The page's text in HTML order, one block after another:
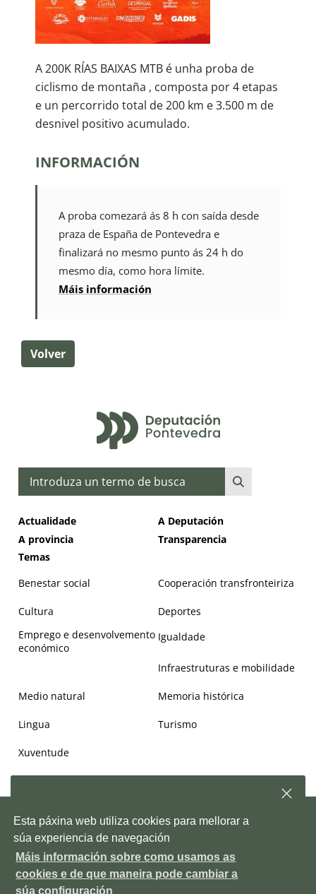
Esta páxina web utiliza cookies para mellorar a
súa experiencia de navegación
Máis información sobre como usamos as
cookies e de que maneira pode cambiar a
súa configuración
A 200K RÍAS BAIXAS MTB é unha proba de
ciclismo de montaña , composta por 4 etapas
e un percorrido total de 200 km e 3.500 m de
desnivel positivo acumulado.
INFORMACIÓN
A proba comezará ás 8 h con saída desde
praza de España de Pontevedra e
finalizará no mesmo punto ás 24 h do
mesmo día, como hora límite.
Máis información
Volver
Buscar
Actualidade
A Deputación
A provincia
Transparencia
Temas
Benestar social
Cooperación transfronteiriza
Cultura
Deportes
Emprego e desenvolvemento
económico
Igualdade
Infraestruturas e mobilidade
Medio natural Memoria histórica
Lingua Turismo
Xuventude
Copyright © 2026. Deputación de Pontevedra.Mapa Web
legal|Accesiblidade| Protección de datos
Contacto
Outras webs da Deputación
Pazo provincial. Avda. Montero Ríos, s/n, 36071 Pontevedra ES
+34 986 804 100
P3600000H DIR3 LA0006111
enviarémosche información sobre as novidades da
Depo
Subscríbete!